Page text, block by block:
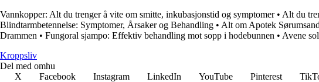
Vannkopper: Alt du trenger å vite om smitte, inkubasjonstid og symptomer• Alt du
Blindtarmbetennelse: Symptomer, Årsaker og Behandling • Alt om Apotek
Drammen • Fungoral sjampo: Effektiv behandling mot sopp i hodebunnen • Avene
Kroppsliv
Del med omhu
X
Facebook Instagram LinkedIn YouTube Pinterest